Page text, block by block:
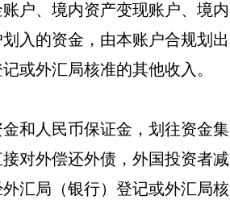
户、境内资产变现账户、境内
入的资金，由本账户合规划出
或外汇局核准的其他收入。
和人民币保证金，划往资金集
对外偿还外债，外国投资者减
汇局（银行）登记或外汇局核